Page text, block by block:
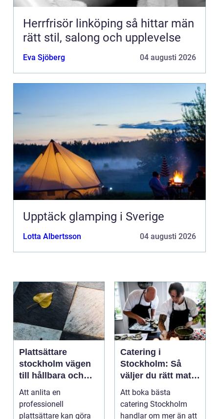
Herrfrisör linköping så hittar män
rätt stil, salong och upplevelse
Eva Sjöberg 04 augusti 2026
Upptäck glamping i Sverige
Lotta Albertsson 04 augusti 2026
Plattsättare
stockholm vägen
till hållbara och
vackra ytor
hemma
Att anlita en
professionell
plattsättare kan göra
Catering i
Stockholm: Så
väljer du rätt mat
till ditt evenemang
Att boka bästa
catering Stockholm
handlar om mer än att